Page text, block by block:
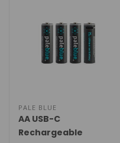
PALE BLUE
AA USB-C
Rechargeable